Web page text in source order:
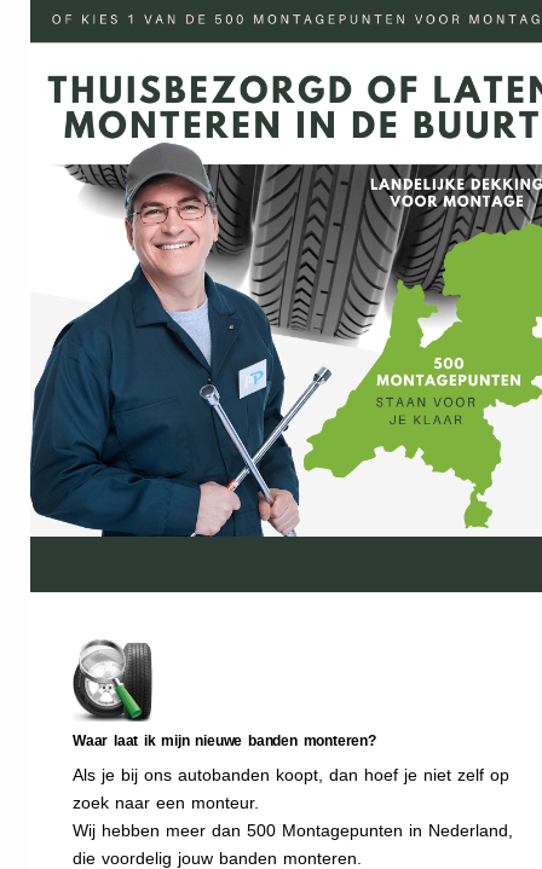
Waar laat ik mijn nieuwe banden monteren?
Als je bij ons autobanden koopt, dan hoef je niet zelf op
zoek naar een monteur.
Wij hebben meer dan 500 Montagepunten in Nederland,
die voordelig jouw banden monteren.